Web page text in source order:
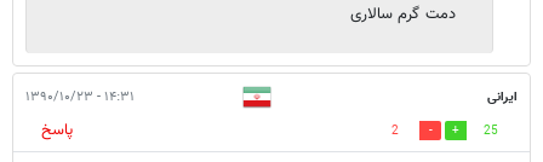
دمت گرم سالاری
ایرانی ۱۴:۳۱ - ۱۳۹۰/۱۰/۲۳
25
2
پاسخ